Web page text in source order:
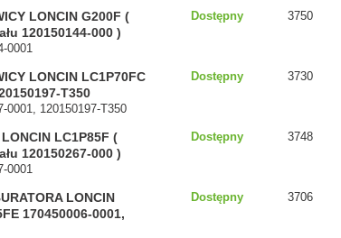
LONCIN G200F (
120150144-000 )
0001
Dostępny 3750
LONCIN LC1P70FC
T350
0001, 120150197-T350
Dostępny 3730
LC1P85F (
120150267-000 )
0001
Dostępny 3748
LONCIN
170450006-0001,
Dostępny 3706